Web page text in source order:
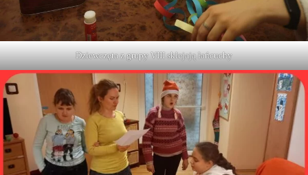
Dziewczęta z grupy VIII sklejają łańcuchy